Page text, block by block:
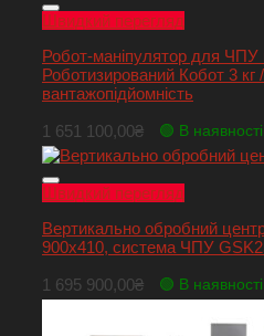
Швидкий перегляд
Робот-маніпулятор для ЧПУ
Роботизирований Кобот 3 кг /
вантажопідйомність
1 651 100,00₴ 🟢 В наявності
Швидкий перегляд
Вертикально обробний
900х410, система ЧПУ
1 695 900,00₴ 🟢 В наявності